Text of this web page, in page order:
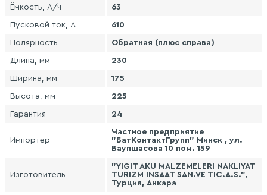
Ёмкость, А/ч 63
Пусковой ток, А 610
Полярность Обратная (плюс справа)
Длина, мм 230
Ширина, мм 175
Высота, мм 225
Гарантия 24
Импортер
Частное предприятие
"БатКонтактГрупп" Минск , ул.
Ваупшасова 10 пом. 159
Изготовитель
"YIGIT AKU MALZEMELERI NAKLIYAT
TURIZM INSAAT SAN.VE TIC.A.S.",
Турция, Анкара